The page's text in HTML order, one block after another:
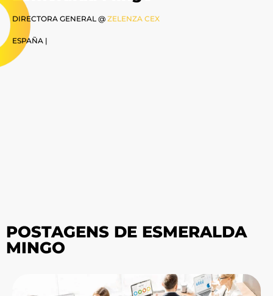
DIRECTORA GENERAL @ ZELENZA CEX
ESPAÑA |
POSTAGENS DE ESMERALDA
MINGO